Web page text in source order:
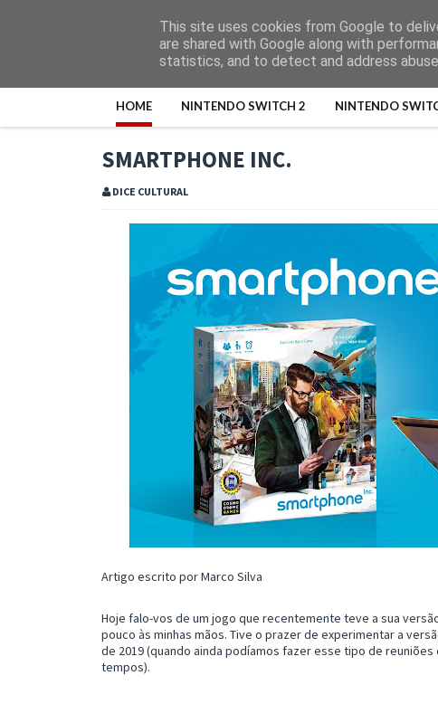
HOME NINTENDO SWITCH 2 NINTENDO
SMARTPHONE INC.
DICE CULTURAL
Artigo escrito por Marco Silva
Hoje falo-vos de um jogo que recentemente teve a sua
pouco às minhas mãos. Tive o prazer de experimentar a
de 2019 (quando ainda podíamos fazer esse tipo de
tempos).
This site uses cookies from Google to
are shared with Google along with
statistics, and to detect and address